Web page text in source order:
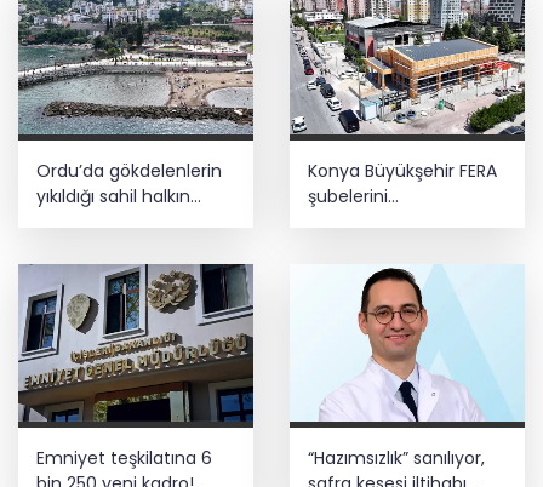
Ordu’da gökdelenlerin
yıkıldığı sahil halkın
hizmetine açıldı
Konya Büyükşehir FERA
şubelerini
yaygınlaştırıyor
Emniyet teşkilatına 6
“Hazımsızlık” sanılıyor,